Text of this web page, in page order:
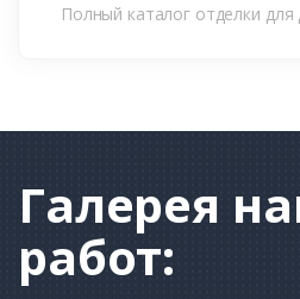
Полный каталог отделки для
Галерея
работ: